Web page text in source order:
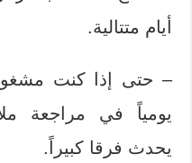
أيام متتالية.
يومياً في مراجعة
يحدث فرقا كبيراً.